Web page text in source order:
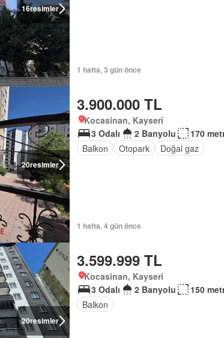
16resimler
1 hafta, 3 gün önce
20resimler
3.900.000 TL
Kocasinan, Kayseri
3 Odalı
2 Banyolu
170
Balkon
Otopark Doğal gaz
1 hafta, 4 gün önce
20resimler
3.599.999 TL
Kocasinan, Kayseri
3 Odalı
2 Banyolu
150
Balkon